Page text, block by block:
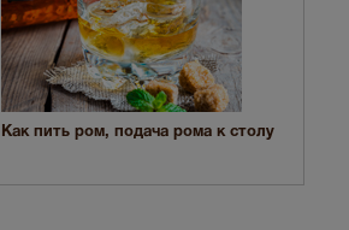
Как пить ром, подача рома к столу